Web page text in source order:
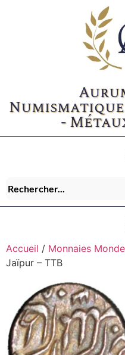
-
Accueil / Monnaies Monde
Jaïpur – TTB